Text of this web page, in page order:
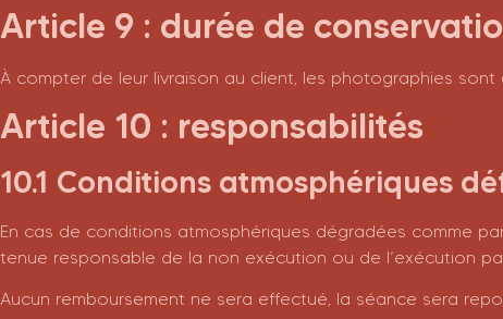
Article 9 : durée de
À compter de leur livraison au client, les photographies
Article 10 : responsabilités
10.1 Conditions atmosphériques
En cas de conditions atmosphériques dégradées comme
tenue responsable de la non exécution ou de l’exécution
Aucun remboursement ne sera effectué, la séance sera